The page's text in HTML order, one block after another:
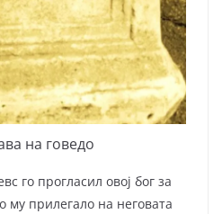
на говедо
го прогласил овој бог за
му прилегало на неговата